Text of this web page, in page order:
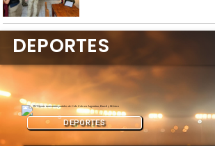
DEPORTES
DEPORTES